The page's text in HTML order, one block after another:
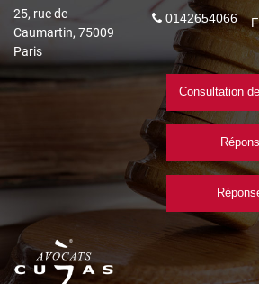
25, rue de
Caumartin, 75009
Paris
0142654066
Consultation de